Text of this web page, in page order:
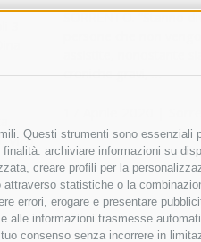
Questi strumenti sono
archiviare informazioni su
creare profili per la
statistiche o la
errori, erogare e presentare
informazioni trasmesse
consenso senza incorrere in
,Vico
croniche gravi, …